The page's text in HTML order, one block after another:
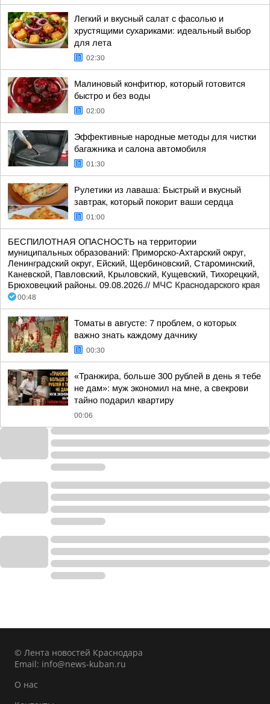
Легкий и вкусный салат с фасолью и
хрустящими сухариками: идеальный выбор
для лета
02:30
Малиновый конфитюр, который готовится
быстро и без воды
02:00
Эффективные народные методы для чистки
багажника и салона автомобиля
01:30
Рулетики из лаваша: Быстрый и вкусный
завтрак, который покорит ваши сердца
01:00
БЕСПИЛОТНАЯ ОПАСНОСТЬ на территории
муниципальных образований: Приморско-Ахтарский округ,
Ленинградский округ, Ейский, Щербиновский, Староминский,
Каневской, Павловский, Крыловский, Кущевский, Тихорецкий,
Брюховецкий районы. 09.08.2026.// МЧС Краснодарского края
00:48
Томаты в августе: 7 проблем, о которых
важно знать каждому дачнику
00:30
«Транжира, больше 300 рублей в день я тебе
не дам»: муж экономил на мне, а свекрови
тайно подарил квартиру
00:06
© Лента новостей Краснодара
Email: info@news-kuban.ru
О нас